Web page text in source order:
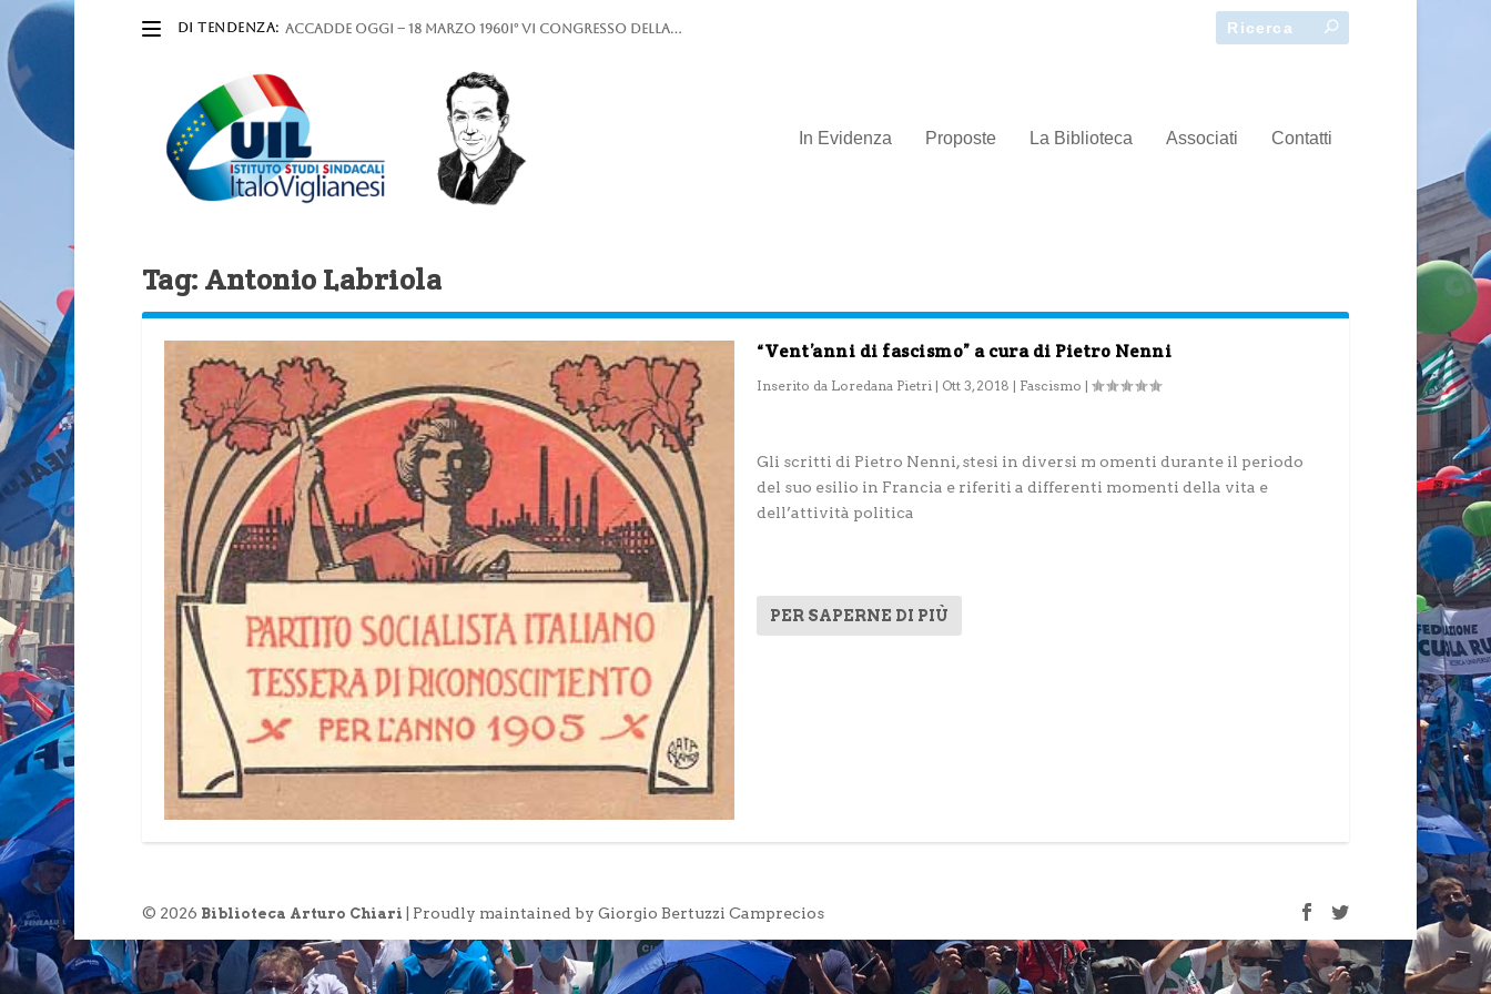
DI TENDENZA: ACCADDE OGGI – 18 marzo 1960I° VI Congresso della...
In Evidenza Proposte La Biblioteca Associati Contatti
Tag:Antonio Labriola
“Vent’anni di fascismo” a cura di Pietro Nenni
Inserito da Loredana Pietri | Ott 3, 2018 | Fascismo |
Gli scritti di Pietro Nenni, stesi in diversi m omenti durante il periodo
del suo esilio in Francia e riferiti a differenti momenti della vita e
dell’attività politica
PER SAPERNE DI PIÙ
© 2026 Biblioteca Arturo Chiari | Proudly maintained by Giorgio Bertuzzi Camprecios